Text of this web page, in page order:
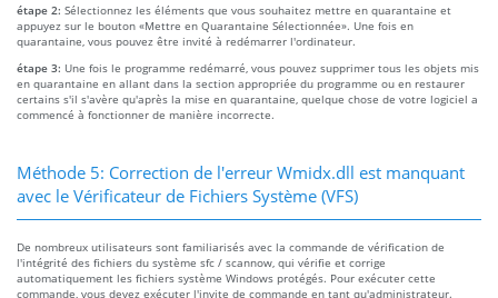
étape 2: Sélectionnez les éléments que vous souhaitez mettre en quarantaine et
appuyez sur le bouton «Mettre en Quarantaine Sélectionnée». Une fois en
quarantaine, vous pouvez être invité à redémarrer l'ordinateur.
étape 3: Une fois le programme redémarré, vous pouvez supprimer tous les objets mis
en quarantaine en allant dans la section appropriée du programme ou en restaurer
certains s'il s'avère qu'après la mise en quarantaine, quelque chose de votre logiciel a
commencé à fonctionner de manière incorrecte.
Méthode 5: Correction de l'erreur Wmidx.dll est manquant
avec le Vérificateur de Fichiers Système (VFS)
De nombreux utilisateurs sont familiarisés avec la commande de vérification de
l'intégrité des fichiers du système sfc / scannow, qui vérifie et corrige
automatiquement les fichiers système Windows protégés. Pour exécuter cette
commande, vous devez exécuter l'invite de commande en tant qu'administrateur.